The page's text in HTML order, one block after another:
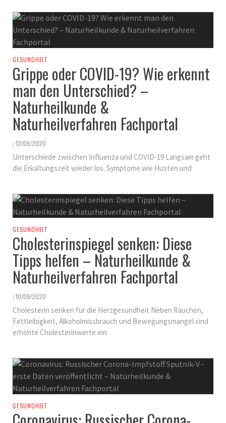
GESUNDHEIT
Grippe oder COVID-19? Wie erkennt
man den Unterschied? –
Naturheilkunde &
Naturheilverfahren Fachportal
/12/09/2020
Unterschiede zwischen Influenza und COVID-19 Langsam geht
die Erkältungszeit wieder los. Symptome wie Husten und
GESUNDHEIT
Cholesterinspiegel senken: Diese
Tipps helfen – Naturheilkunde &
Naturheilverfahren Fachportal
/10/09/2020
Cholesterin senken für die Herzgesundheit Neben Rauchen,
Fettleibigkeit, Alkoholmissbrauch und Bewegungsmangel sind
erhöhte Cholesterinwerte ein
GESUNDHEIT